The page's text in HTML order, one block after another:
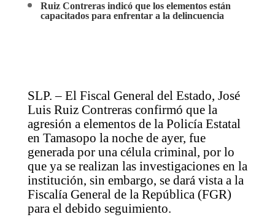
Ruiz Contreras indicó que los elementos están
capacitados para enfrentar a la delincuencia
SLP. – El Fiscal General del Estado, José
Luis Ruiz Contreras confirmó que la
agresión a elementos de la Policía Estatal
en Tamasopo la noche de ayer, fue
generada por una célula criminal, por lo
que ya se realizan las investigaciones en la
institución, sin embargo, se dará vista a la
Fiscalía General de la República (FGR)
para el debido seguimiento.